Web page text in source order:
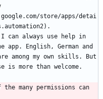
store/apps/detai
I can always use help in
app. English, German and
among my own skills. But
many permissions can